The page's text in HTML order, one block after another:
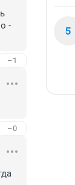
-
–1
–0
5